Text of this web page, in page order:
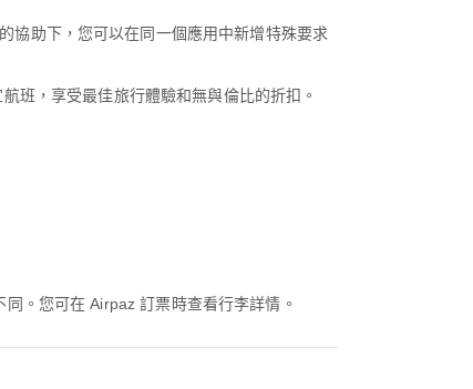
協助下，您可以在同一個應用中新增特殊要求
航班，享受最佳旅行體驗和無與倫比的折扣。
。您可在 Airpaz 訂票時查看行李詳情。